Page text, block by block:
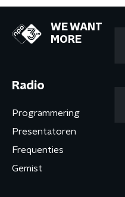
WE WANT
MORE
Radio
Programmering
Presentatoren
Frequenties
Gemist